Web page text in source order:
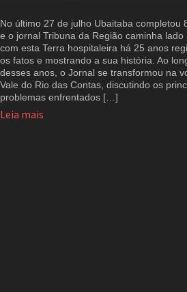
No último 27 de julho Ubaitaba completou
e o jornal Tribuna da Região caminha lado
com esta Terra hospitaleira há 25 anos
os fatos e mostrando a sua história. Ao
desses anos, o Jornal se transformou na
Vale do Rio das Contas, discutindo os
problemas enfrentados […]
Leia mais